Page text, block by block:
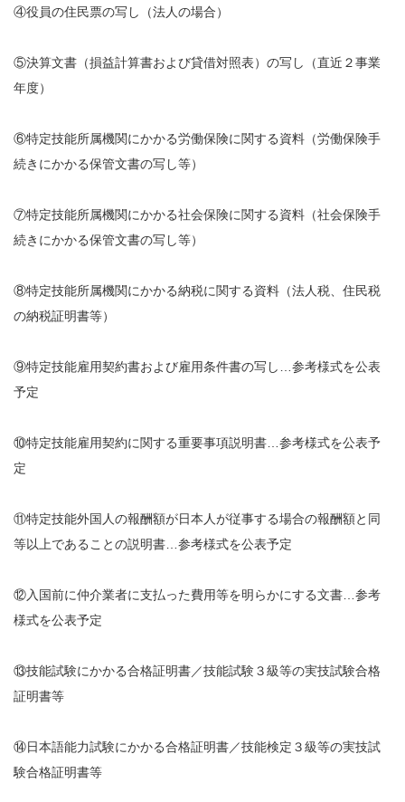
④役員の住民票の写し（法人の場合）
⑤決算文書（損益計算書および貸借対照表）の写し（直近２事業
年度）
⑥特定技能所属機関にかかる労働保険に関する資料（労働保険手
続きにかかる保管文書の写し等）
⑦特定技能所属機関にかかる社会保険に関する資料（社会保険手
続きにかかる保管文書の写し等）
⑧特定技能所属機関にかかる納税に関する資料（法人税、住民税
の納税証明書等）
⑨特定技能雇用契約書および雇用条件書の写し…参考様式を公表
予定
⑩特定技能雇用契約に関する重要事項説明書…参考様式を公表予
定
⑪特定技能外国人の報酬額が日本人が従事する場合の報酬額と同
等以上であることの説明書…参考様式を公表予定
⑫入国前に仲介業者に支払った費用等を明らかにする文書…参考
様式を公表予定
⑬技能試験にかかる合格証明書／技能試験３級等の実技試験合格
証明書等
⑭日本語能力試験にかかる合格証明書／技能検定３級等の実技試
験合格証明書等